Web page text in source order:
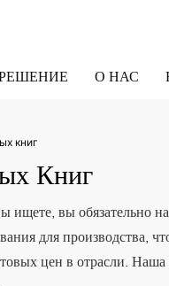
О НАС
книг
Книг
ищете, вы обязательно
для производства,
цен в отрасли.